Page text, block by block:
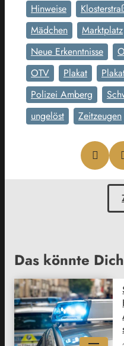
Hinweise
Mädchen
Marktplatz
Neue Erkenntnisse
OTV
Plakat
Polizei Amberg
ungelöst
Zeitzeugen
Das könnte